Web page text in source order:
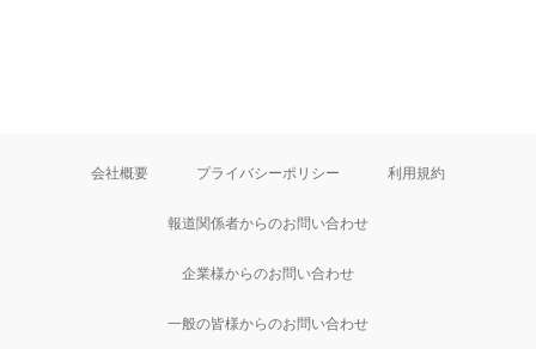
会社概要 プライバシーポリシー 利用規約
報道関係者からのお問い合わせ
企業様からのお問い合わせ
一般の皆様からのお問い合わせ